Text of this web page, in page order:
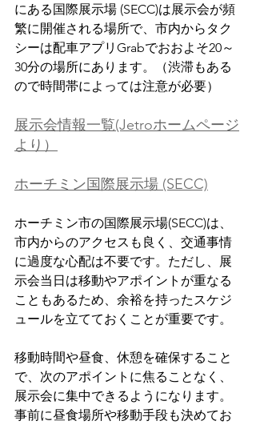
にある国際展示場 (SECC)は展示会が頻
繁に開催される場所で、市内からタク
シーは配車アプリGrabでおおよそ20～
30分の場所にあります。（渋滞もある
ので時間帯によっては注意が必要）
展示会情報一覧(Jetroホームページ
より）
ホーチミン国際展示場 (SECC)
ホーチミン市の国際展示場(SECC)は、
市内からのアクセスも良く、交通事情
に過度な心配は不要です。ただし、展
示会当日は移動やアポイントが重なる
こともあるため、余裕を持ったスケジ
ュールを立てておくことが重要です。
移動時間や昼食、休憩を確保すること
で、次のアポイントに焦ることなく、
展示会に集中できるようになります。
事前に昼食場所や移動手段も決めてお